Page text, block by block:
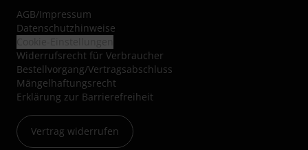
AGB/Impressum
Datenschutzhinweise
Widerrufsrecht für Verbraucher
Bestellvorgang/Vertragsabschluss
Mängelhaftungsrecht
Erklärung zur Barrierefreiheit
Vertrag widerrufen